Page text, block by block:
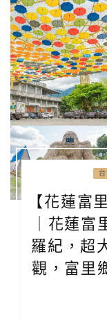
【花蓮富
｜花蓮
羅紀，超
觀，富里